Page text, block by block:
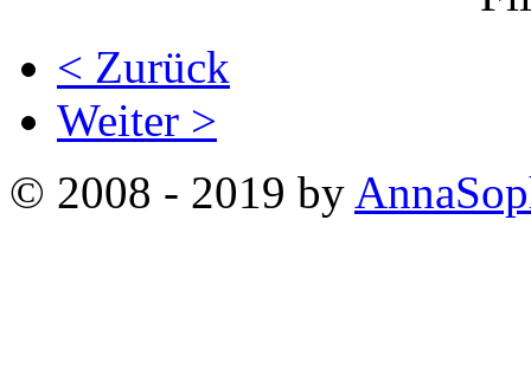
< Zurück
Weiter >
© 2008 - 2019 by